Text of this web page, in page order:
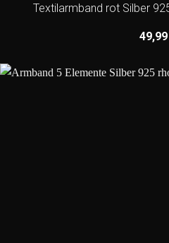
Textilarmband rot Silber
49,99